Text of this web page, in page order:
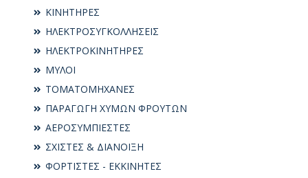
ΚΙΝΗΤΗΡΕΣ
ΗΛΕΚΤΡΟΣΥΓKΟΛΛΗΣΕΙΣ
ΗΛΕΚΤΡΟΚΙΝΗΤΗΡΕΣ
ΜΥΛΟΙ
ΤΟΜΑΤΟΜΗΧΑΝΕΣ
ΠΑΡΑΓΩΓΗ ΧΥΜΩΝ ΦΡΟΥΤΩΝ
ΑΕΡΟΣΥΜΠΙΕΣΤΕΣ
ΣΧΙΣΤΕΣ & ΔΙΑΝΟΙΞΗ
ΦΟΡΤΙΣΤΕΣ - ΕΚΚΙΝΗΤΕΣ